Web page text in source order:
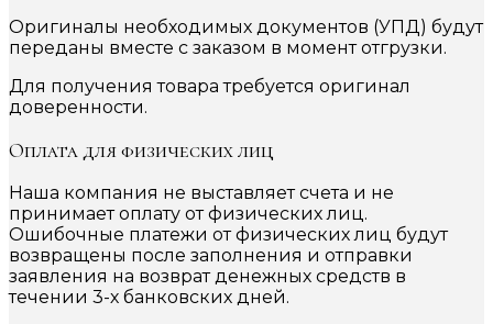
Оригиналы необходимых документов (УПД) будут
переданы вместе с заказом в момент отгрузки.
Для получения товара требуется оригинал
доверенности.
Оплата для физических лиц
Наша компания не выставляет счета и не
принимает оплату от физических лиц.
Ошибочные платежи от физических лиц будут
возвращены после заполнения и отправки
заявления на возврат денежных средств в
течении 3-х банковских дней.